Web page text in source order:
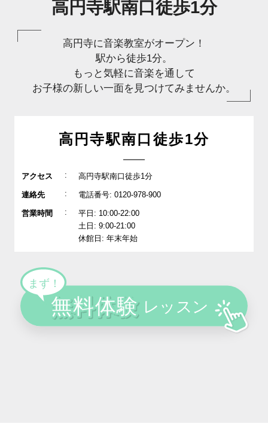
高円寺駅南口徒歩1分
高円寺に音楽教室がオープン！
駅から徒歩1分。
もっと気軽に音楽を通して
お子様の新しい一面を見つけてみませんか。
高円寺駅南口徒歩1分
アクセス : 高円寺駅南口徒歩1分
連絡先 : 電話番号: 0120-978-900
営業時間 :
平日: 10:00-22:00
土日: 9:00-21:00
休館日: 年末年始